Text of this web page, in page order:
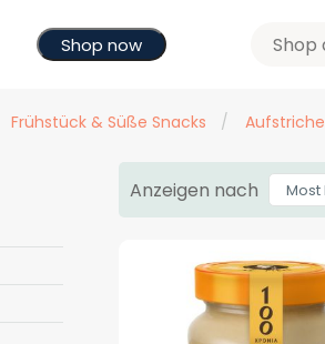
Shop now
Frühstück & Süße Snacks / Aufstriche
Anzeigen nach